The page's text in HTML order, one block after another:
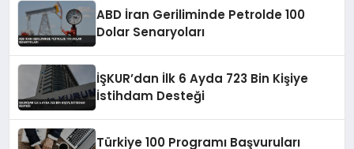
ABD İran Geriliminde Petrolde 100
Dolar Senaryoları
İŞKUR’dan İlk 6 Ayda 723 Bin Kişiye
İstihdam Desteği
Türkiye 100 Programı Başvuruları